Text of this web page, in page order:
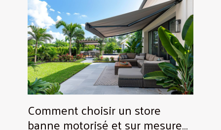
Comment choisir un store
banne motorisé et sur mesure